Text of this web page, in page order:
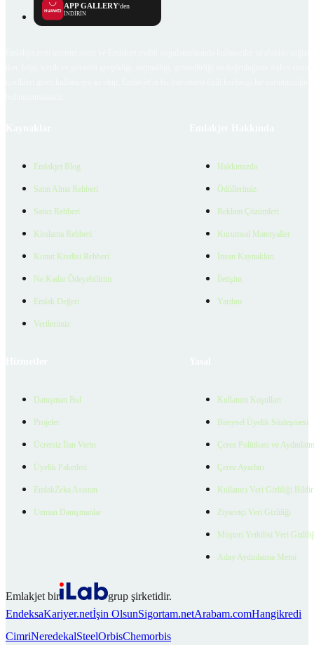
APP GALLERY'den
İNDİRİN
Emlakjet Blog
Satın Alma Rehberi
Satıcı Rehberi
Kiralama Rehberi
Konut Kredisi Rehberi
Ne Kadar Ödeyebilirim
Emlak Değeri
Verilerimiz
Hakkımızda
Ödüllerimiz
Reklam Çözümleri
Kurumsal Materyaller
İnsan Kaynakları
İletişim
Yardım
Danışman Bul
Projeler
Ücretsiz İlan Verin
Üyelik Paketleri
EmlakZeka Asistan
Uzman Danışmanlar
Kullanım Koşulları
Bireysel Üyelik Sözleşmesi
Çerez Politikası ve
Çerez Ayarları
Kullanıcı Veri Gizliliği
Ziyaretçi Veri Gizliliği
Müşteri Yetkilisi Veri
Aday Aydınlatma Metni
Emlakjet bir
grup şirketidir.
EndeksaKariyer.netİşin OlsunSigortam.netArabam.comHangikredi
CimriNeredekalSteelOrbisChemorbis